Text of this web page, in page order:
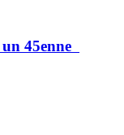
45enne